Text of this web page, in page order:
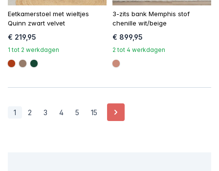
Eetkamerstoel met wieltjes
Quinn zwart velvet
€ 219,95
1 tot 2 werkdagen
#ac3c17
#967b6a
#154734
3-zits bank Memphis stof
chenille wit/beige
€ 899,95
2 tot 4 werkdagen
#c98a78
1 2 3 4 5 15 Volgende